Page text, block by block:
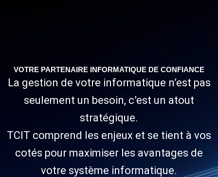
VOTRE PARTENAIRE INFORMATIQUE DE CONFIANCE
La gestion de votre informatique n’est pas
seulement un besoin, c’est un atout
stratégique.
TCIT comprend les enjeux et se tient à vos
cotés pour maximiser les avantages de
votre système informatique.